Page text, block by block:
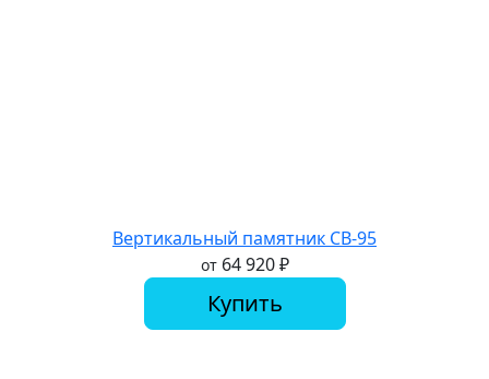
Вертикальный памятник СВ-95
от 64 920₽
Купить